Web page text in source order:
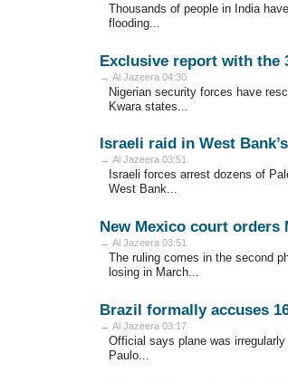
Thousands of people in India
flooding...
Exclusive report with the
→ Al Jazeera 04:30
Nigerian security forces have
Kwara states...
Israeli raid in West
→ Al Jazeera 03:51
Israeli forces arrest dozens of
West Bank...
New Mexico court orders
→ Al Jazeera 03:51
The ruling comes in the second
losing in March...
Brazil formally accuses
→ Al Jazeera 03:17
Official says plane was
Paulo...